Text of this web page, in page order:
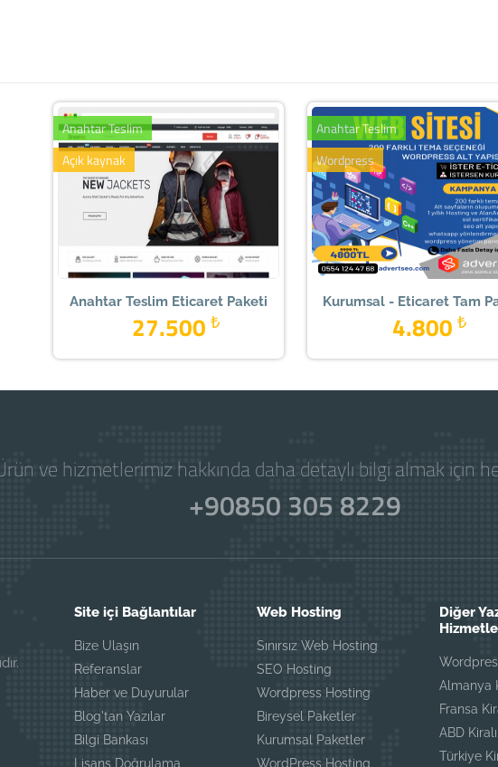
Anahtar Teslim
Açık kaynak
Anahtar Teslim Eticaret Paketi
₺
27.500
Anahtar Teslim
Wordpress
Kurumsal - Eticaret Tam
₺
4.800
ve hizmetlerimiz hakkında daha detaylı bilgi almak için
+90850 305 8229
Site içi Bağlantılar
Bize Ulaşın
Referanslar
Haber ve Duyurular
Blog'tan Yazılar
Bilgi Bankası
Lisans Doğrulama
Web Hosting
Sınırsız Web Hosting
SEO Hosting
Wordpress Hosting
Bireysel Paketler
Kurumsal Paketler
WordPress Hosting
Diğer
Almanya
Fransa
ABD
Türkiye